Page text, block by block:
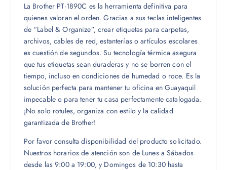
La Brother PT-1890C es la herramienta definitiva para
quienes valoran el orden. Gracias a sus teclas inteligentes
de “Label & Organize”, crear etiquetas para carpetas,
archivos, cables de red, estanterías o artículos escolares
es cuestión de segundos. Su tecnología térmica asegura
que tus etiquetas sean duraderas y no se borren con el
tiempo, incluso en condiciones de humedad o roce. Es la
solución perfecta para mantener tu oficina en Guayaquil
impecable o para tener tu casa perfectamente catalogada.
¡No solo rotules, organiza con estilo y la calidad
garantizada de Brother!
Por favor consulta disponibilidad del producto solicitado.
Nuestros horarios de atención son de Lunes a Sábados
desde las 9:00 a 19:00, y Domingos de 10:30 hasta